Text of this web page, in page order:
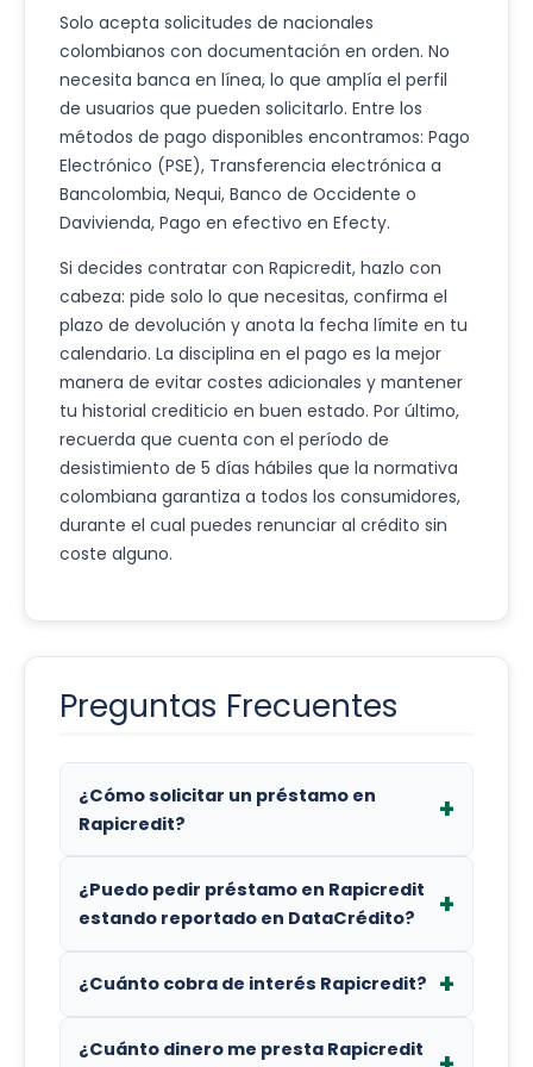
Solo acepta solicitudes de nacionales
colombianos con documentación en orden. No
necesita banca en línea, lo que amplía el perfil
de usuarios que pueden solicitarlo. Entre los
métodos de pago disponibles encontramos: Pago
Electrónico (PSE), Transferencia electrónica a
Bancolombia, Nequi, Banco de Occidente o
Davivienda, Pago en efectivo en Efecty.
Si decides contratar con Rapicredit, hazlo con
cabeza: pide solo lo que necesitas, confirma el
plazo de devolución y anota la fecha límite en tu
calendario. La disciplina en el pago es la mejor
manera de evitar costes adicionales y mantener
tu historial crediticio en buen estado. Por último,
recuerda que cuenta con el período de
desistimiento de 5 días hábiles que la normativa
colombiana garantiza a todos los consumidores,
durante el cual puedes renunciar al crédito sin
coste alguno.
Preguntas Frecuentes
¿Cómo solicitar un préstamo en
Rapicredit?
Es muy sencillo: regístrate en su portal,
elige el importe que necesitas y el plazo. Te
para evaluar tu solicitud al instante.
¿Puedo pedir préstamo en Rapicredit
estando reportado en DataCrédito?
Rapicredit realiza consultas en
supone un rechazo automático; también
¿Cuánto cobra de interés Rapicredit?
La Tasa Efectiva Anual (E.A.) es de 23%. Es
¿Cuánto dinero me presta Rapicredit